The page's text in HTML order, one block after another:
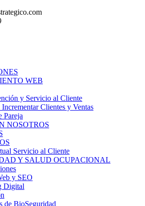
WEB
y Servicio al Cliente
Clientes y Ventas
Pareja
NOSOTROS
Servicio al Cliente
Y SALUD OCUPACIONAL
y SEO
Digital
de BioSeguridad